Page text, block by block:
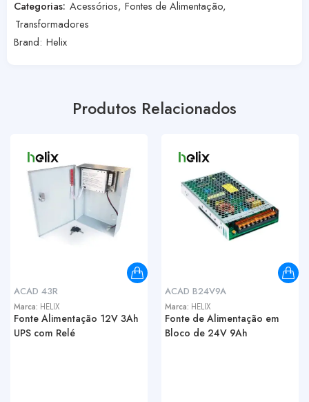
Categorias: Acessórios, Fontes de Alimentação,
Transformadores
Brand: Helix
Produtos Relacionados
ACAD 43R
Marca: HELIX
Fonte Alimentação 12V 3Ah
UPS com Relé
ACAD B24V9A
Marca: HELIX
Fonte de Alimentação em
Bloco de 24V 9Ah